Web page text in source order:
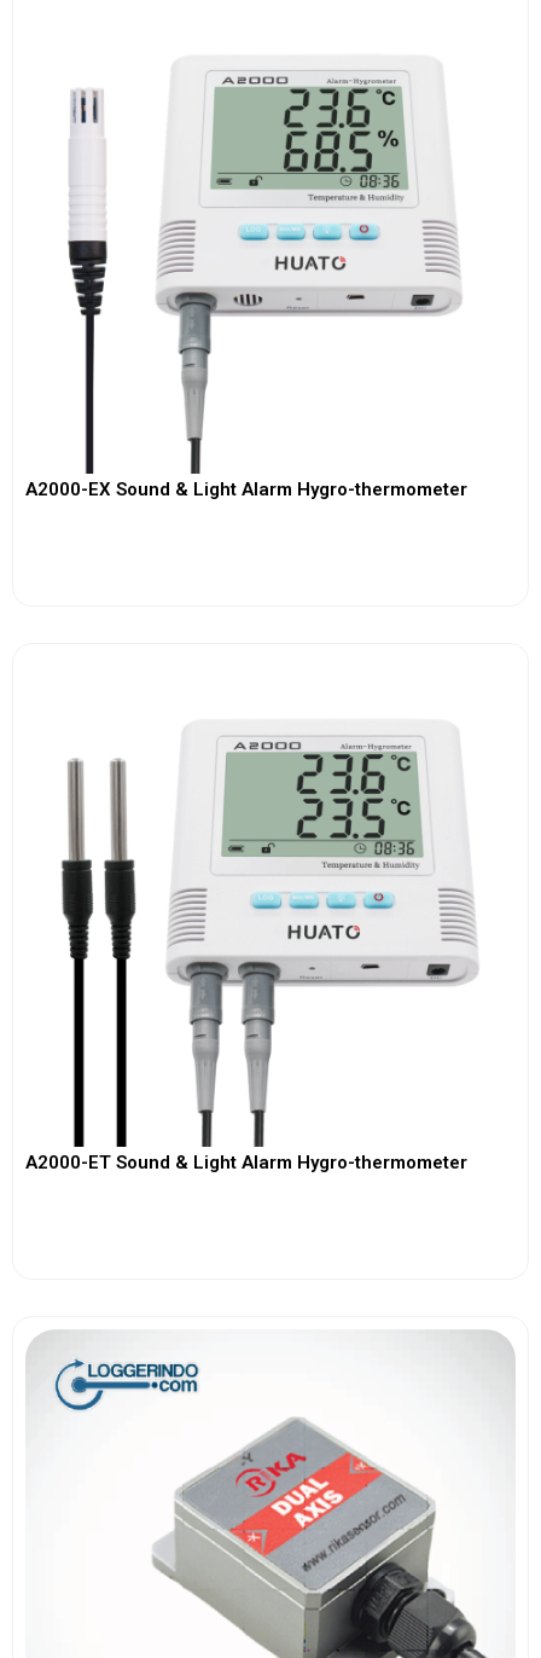
A2000-EX Sound & Light Alarm Hygro-thermometer
A2000-ET Sound & Light Alarm Hygro-thermometer